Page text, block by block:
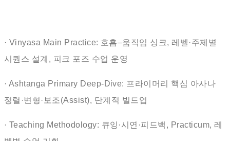
· Vinyasa Main Practice: 호흡–움직임 싱크, 레벨·주제별
시퀀스 설계, 피크 포즈 수업 운영
· Ashtanga Primary Deep-Dive: 프라이머리 핵심 아사나
정렬·변형·보조(Assist), 단계적 빌드업
· Teaching Methodology: 큐잉·시연·피드백, Practicum, 레